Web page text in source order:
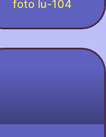
foto lu-104